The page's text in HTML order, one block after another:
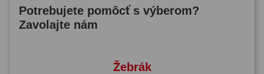
Potrebujete pomôcť s výberom?
Zavolajte nám
Žebrák